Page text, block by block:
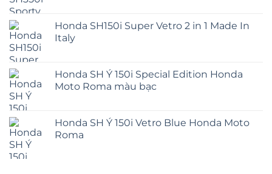
Honda SH150i Super Vetro 2 in 1 Made In
Italy
Honda SH Ý 150i Special Edition Honda
Moto Roma màu bạc
Honda SH Ý 150i Vetro Blue Honda Moto
Roma